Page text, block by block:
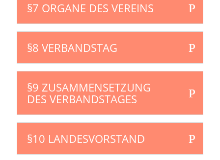
§7 ORGANE DES VEREINS
§8 VERBANDSTAG
§9 ZUSAMMENSETZUNG
DES VERBANDSTAGES
§10 LANDESVORSTAND